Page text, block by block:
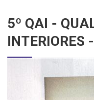
5º QAI -